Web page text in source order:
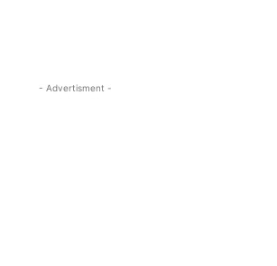
- Advertisment -